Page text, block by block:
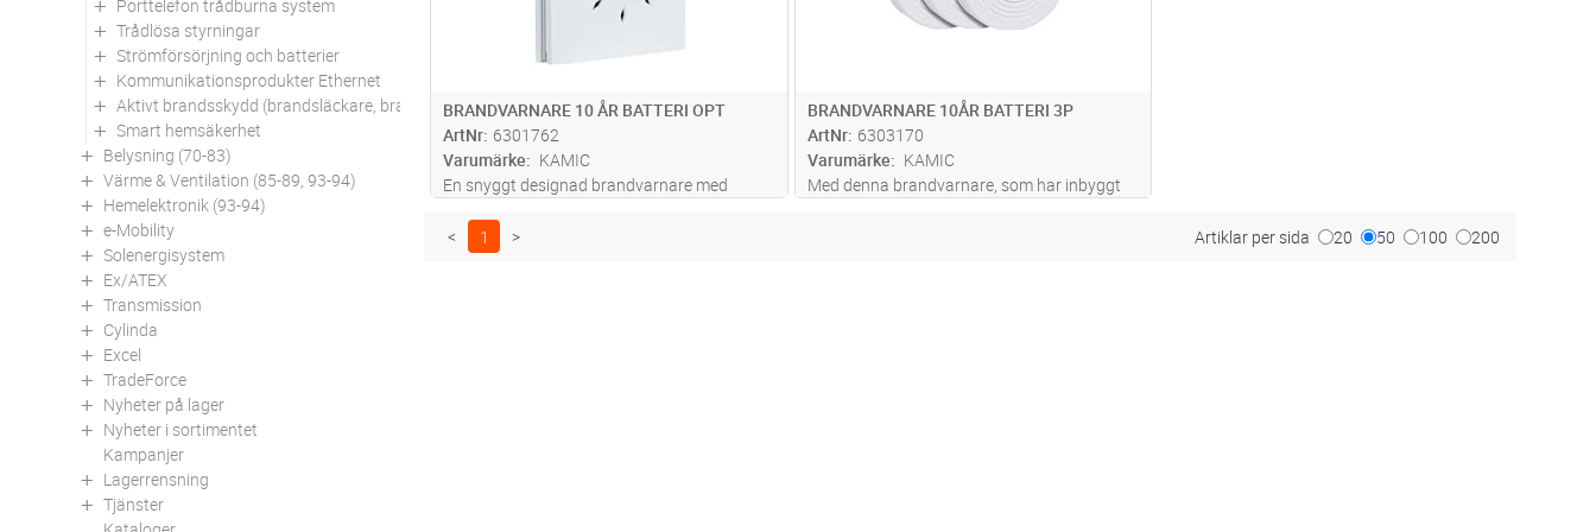
Porttelefon trådburna system
Trådlösa styrningar
Strömförsörjning och batterier
Kommunikationsprodukter Ethernet
Aktivt brandsskydd (brandsläckare, brandfiltar mm)
Smart hemsäkerhet
Belysning (70-83)
Värme & Ventilation (85-89, 93-94)
Hemelektronik (93-94)
e-Mobility
Solenergisystem
Ex/ATEX
Transmission
Cylinda
Excel
TradeForce
Nyheter på lager
Nyheter i sortimentet
Kampanjer
Lagerrensning
Tjänster
BRANDVARNARE 10 ÅR BATTERI OPT
ArtNr 6301762
Varumärke
KAMIC
En snyggt designad brandvarnare med
tillbehör finns sex kåpor i olika färger.
Färgsätt efter omgivningen och skapa en
BRANDVARNARE 10ÅR BATTERI 3P
ArtNr 6303170
Varumärke
KAMIC
Med denna brandvarnare, som har inbyggt
< 1 > Artiklar per sida 20 50 100 200